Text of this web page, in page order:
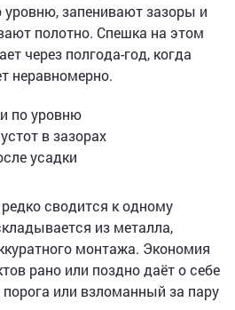
запенивают зазоры и
полотно. Спешка на этом
через полгода-год, когда
неравномерно.
по уровню
в зазорах
усадки
сводится к одному
из металла,
монтажа. Экономия
рано или поздно даёт о себе
порога или взломанный за пару